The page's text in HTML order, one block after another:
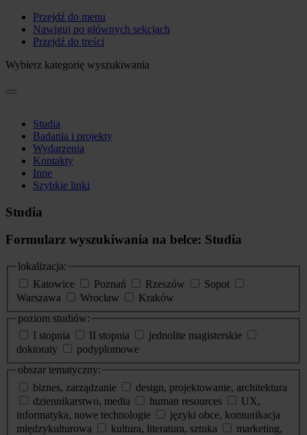
Przejdź do menu
Nawiguj po głównych sekcjach
Przejdź do treści
Wybierz kategorię wyszukiwania
Studia
Badania i projekty
Wydarzenia
Kontakty
Inne
Szybkie linki
Studia
Formularz wyszukiwania na belce: Studia
lokalizacja:
Katowice
Poznań Rzeszów
Sopot
Warszawa
Wrocław
Kraków
poziom studiów:
I stopnia
II stopnia
jednolite magisterskie
doktoraty
podyplomowe
obszar tematyczny:
biznes, zarządzanie
design, projektowanie, architektura
dziennikarstwo, media
human resources
UX,
informatyka, nowe technologie
języki obce, komunikacja
międzykulturowa
kultura, literatura, sztuka
marketing,